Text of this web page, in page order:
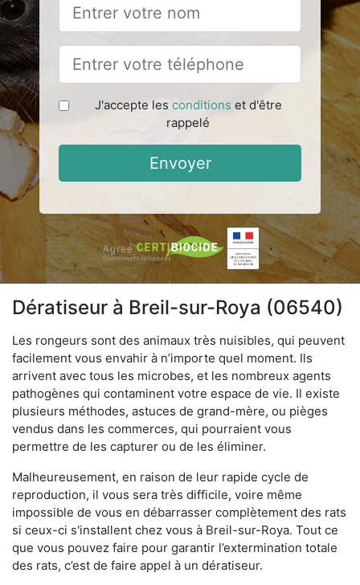
J'accepte les conditions et d'être
rappelé
Envoyer
Dératiseur à Breil-sur-Roya (06540)
Les rongeurs sont des animaux très nuisibles, qui peuvent
facilement vous envahir à n’importe quel moment. Ils
arrivent avec tous les microbes, et les nombreux agents
pathogènes qui contaminent votre espace de vie. Il existe
plusieurs méthodes, astuces de grand-mère, ou pièges
vendus dans les commerces, qui pourraient vous
permettre de les capturer ou de les éliminer.
Malheureusement, en raison de leur rapide cycle de
reproduction, il vous sera très difficile, voire même
impossible de vous en débarrasser complètement des rats
si ceux-ci s'installent chez vous à Breil-sur-Roya. Tout ce
que vous pouvez faire pour garantir l’extermination totale
des rats, c’est de faire appel à un dératiseur.